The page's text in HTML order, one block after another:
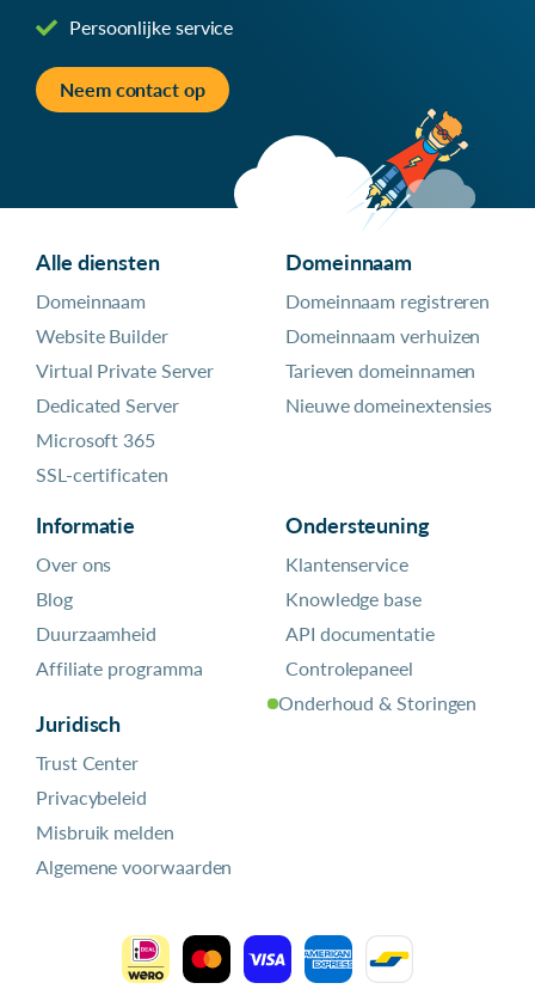
Persoonlijke service
Neem contact op
Alle diensten
Domeinnaam
Website Builder
Virtual Private Server
Dedicated Server
Microsoft 365
SSL-certificaten
Domeinnaam
Domeinnaam registreren
Domeinnaam verhuizen
Tarieven domeinnamen
Nieuwe domeinextensies
Informatie
Over ons
Blog
Duurzaamheid
Affiliate programma
Juridisch
Trust Center
Privacybeleid
Misbruik melden
Algemene voorwaarden
Ondersteuning
Klantenservice
Knowledge base
API documentatie
Controlepaneel
Onderhoud & Storingen